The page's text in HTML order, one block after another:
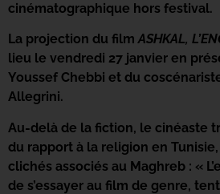
cinématographique hors festival.
La projection du filmASHKAL,
lieu le vendredi 27 janvier en
Youssef Chebbi et du
Allegrini.
Au-delà de la fiction, le cinéaste
du rapport à la religion en
clichés associés au Maghreb : «
de s’essayer au film de genre,